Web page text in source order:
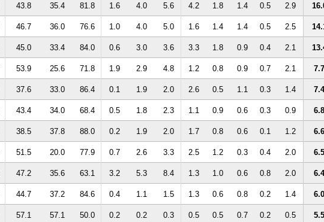
43.8 35.4 81.8 1.6 4.0 5.6 4.2 1.8 1.4 0.5 2.9
46.7 36.0 76.6 1.0 4.0 5.0 1.6 1.4 1.4 0.5 2.5
45.0 33.4 84.0 0.6 3.0 3.6 3.3 1.8 0.9 0.4 2.1
53.9 25.6 71.8 1.9 2.9 4.8 1.2 0.8 0.9 0.7 2.1 7.7
37.6 33.0 86.4 0.1 1.9 2.0 2.6 0.5 1.1 0.3 1.4 7.4
43.4 34.0 68.4 0.5 1.8 2.3 1.1 0.9 0.6 0.3 0.9 6.8
38.5 37.8 88.0 0.2 1.9 2.0 1.7 0.8 0.6 0.1 1.2 6.6
51.5 20.0 77.9 0.7 2.6 3.3 2.5 1.2 0.3 0.4 2.0 6.5
47.2 35.6 63.1 3.2 5.3 8.4 1.3 1.0 0.6 0.8 2.0 6.4
44.7 37.2 84.6 0.4 1.1 1.5 1.3 0.6 0.8 0.2 1.4 6.0
57.1 57.1 50.0 0.2 0.2 0.3 0.5 0.5 0.7 0.2 0.5 5.5